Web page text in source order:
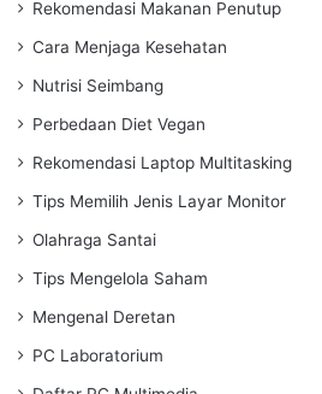
Rekomendasi Makanan Penutup
Cara Menjaga Kesehatan
Nutrisi Seimbang
Perbedaan Diet Vegan
Rekomendasi Laptop Multitasking
Tips Memilih Jenis Layar Monitor
Olahraga Santai
Tips Mengelola Saham
Mengenal Deretan
PC Laboratorium